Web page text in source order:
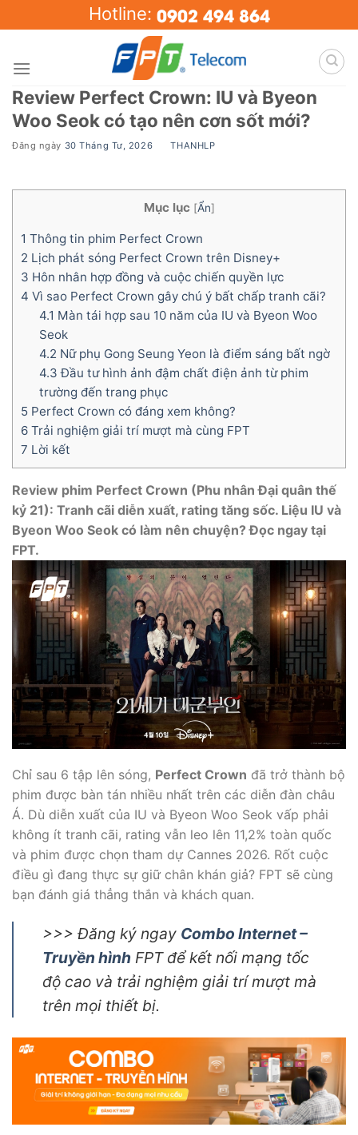
to
Hotline: 0902 494 864
Review Perfect Crown: IU và Byeon
Woo Seok có tạo nên cơn sốt mới?
Đăng ngày 30 Tháng Tư, 2026 BYTHANHLP
Mục lục [Ẩn]
1 Thông tin phim Perfect Crown
2 Lịch phát sóng Perfect Crown trên Disney+
3 Hôn nhân hợp đồng và cuộc chiến quyền lực
4 Vì sao Perfect Crown gây chú ý bất chấp tranh cãi?
4.1 Màn tái hợp sau 10 năm của IU và Byeon Woo
Seok
4.2 Nữ phụ Gong Seung Yeon là điểm sáng bất ngờ
4.3 Đầu tư hình ảnh đậm chất điện ảnh từ phim
trường đến trang phục
5 Perfect Crown có đáng xem không?
6 Trải nghiệm giải trí mượt mà cùng FPT
7 Lời kết
Review phim Perfect Crown (Phu nhân Đại quân thế
kỷ 21): Tranh cãi diễn xuất, rating tăng sốc. Liệu IU và
Byeon Woo Seok có làm nên chuyện? Đọc ngay tại
FPT.
Chỉ sau 6 tập lên sóng, Perfect Crown đã trở thành bộ
phim được bàn tán nhiều nhất trên các diễn đàn châu
Á. Dù diễn xuất của IU và Byeon Woo Seok vấp phải
không ít tranh cãi, rating vẫn leo lên 11,2% toàn quốc
và phim được chọn tham dự Cannes 2026. Rốt cuộc
điều gì đang thực sự giữ chân khán giả? FPT sẽ cùng
bạn đánh giá thẳng thắn và khách quan.
>>> Đăng ký ngay Combo Internet –
Truyền hình FPT để kết nối mạng tốc
độ cao và trải nghiệm giải trí mượt mà
trên mọi thiết bị.